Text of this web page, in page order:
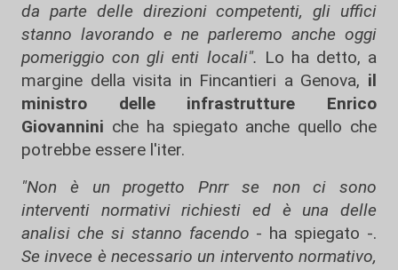
da parte delle direzioni competenti, gli uffici
stanno lavorando e ne parleremo anche oggi
pomeriggio con gli enti locali". Lo ha detto, a
margine della visita in Fincantieri a Genova, il
ministro delle infrastrutture Enrico
Giovannini che ha spiegato anche quello che
potrebbe essere l'iter.
"Non è un progetto Pnrr se non ci sono
interventi normativi richiesti ed è una delle
analisi che si stanno facendo - ha spiegato -.
Se invece è necessario un intervento normativo,